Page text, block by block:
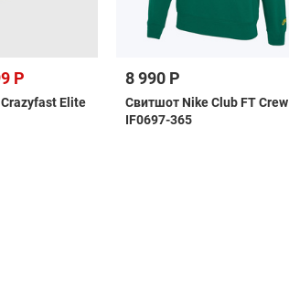
Р
Elite
8 990 Р
Свитшот Nike Club FT Crew
IF0697-365